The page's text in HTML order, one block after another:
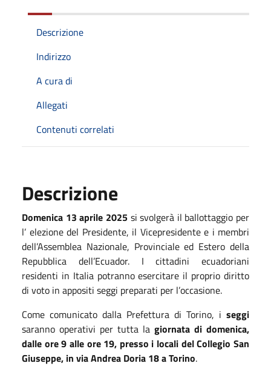
Descrizione
Indirizzo
A cura di
Allegati
Contenuti correlati
Descrizione
Domenica 13 aprile 2025si svolgerà il ballottaggio per
l’ elezione del Presidente, il Vicepresidente e i membri
dell’Assemblea Nazionale, Provinciale ed Estero della
Repubblica dell’Ecuador. I cittadini ecuadoriani
residenti in Italia potranno esercitare il proprio diritto
di voto in appositi seggi preparati per l’occasione.
Come comunicato dalla Prefettura di Torino, i seggi
saranno operativi per tutta la giornata di domenica,
dalle ore 9 alle ore 19, presso i locali del Collegio San
Giuseppe, in via Andrea Doria 18 a Torino.